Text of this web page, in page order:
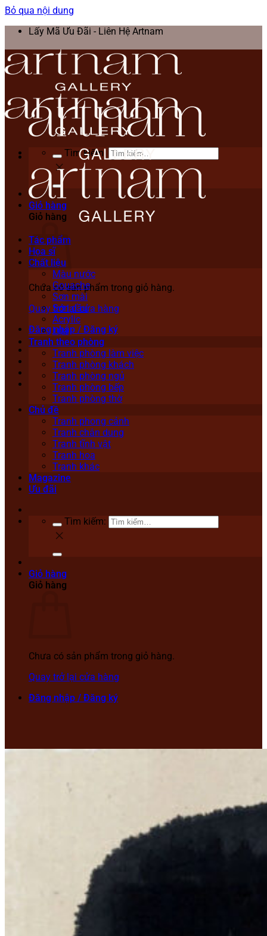
Bỏ qua nội dung
Lấy Mã Ưu Đãi - Liên Hệ Artnam
Tìm kiếm:
Giỏ hàng
Giỏ hàng
Chưa có sản phẩm trong giỏ hàng.
Quay trở lại cửa hàng
Đăng nhập / Đăng ký
Tác phẩm
Họa sĩ
Chất liệu
Màu nước
Gouache
Sơn mài
Sơn dầu
Acrylic
Lụa
Tranh theo phòng
Tranh phòng làm việc
Tranh phòng khách
Tranh phòng ngủ
Tranh phòng bếp
Tranh phòng thờ
Chủ đề
Tranh phong cảnh
Tranh chân dung
Tranh tĩnh vật
Tranh hoa
Tranh khác
Magazine
Ưu đãi
Tìm kiếm:
Giỏ hàng
Giỏ hàng
Chưa có sản phẩm trong giỏ hàng.
Quay trở lại cửa hàng
Đăng nhập / Đăng ký